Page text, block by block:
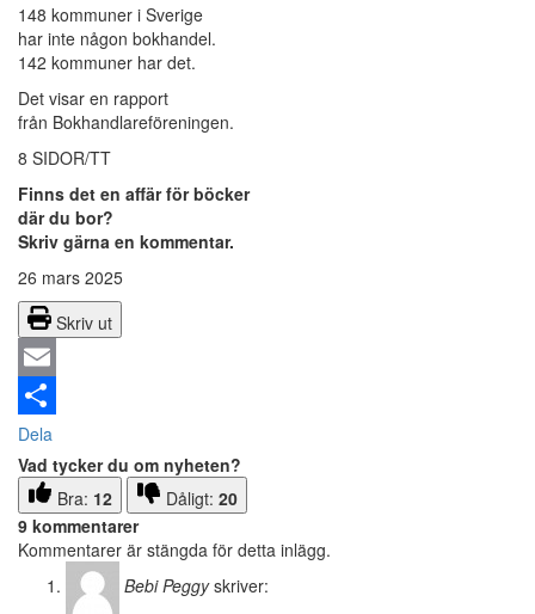
148 kommuner i Sverige
har inte någon bokhandel.
142 kommuner har det.
Det visar en rapport
från Bokhandlareföreningen.
8 SIDOR/TT
Finns det en affär för böcker
där du bor?
Skriv gärna en kommentar.
26 mars 2025
Skriv ut
Email
Dela
Vad tycker du om nyheten?
Bra: 12 Dåligt: 20
9 kommentarer
Kommentarer är stängda för detta inlägg.
Bebi Peggy skriver: